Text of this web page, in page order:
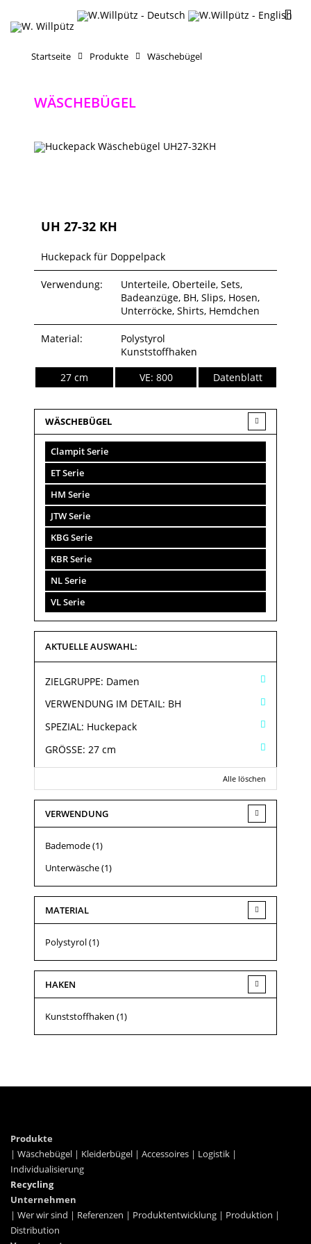
Startseite Produkte Wäschebügel
WÄSCHEBÜGEL
UH 27-32 KH
Huckepack für Doppelpack
Verwendung:
Unterteile, Oberteile, Sets,
Badeanzüge, BH, Slips, Hosen,
Unterröcke, Shirts, Hemdchen
Material:
Polystyrol
Kunststoffhaken
27 cm
VE: 800 Datenblatt
WÄSCHEBÜGEL
Clampit Serie
ET Serie
HM Serie
JTW Serie
KBG Serie
KBR Serie
NL Serie
VL Serie
AKTUELLE AUSWAHL:
ZIELGRUPPE: Damen
VERWENDUNG IM DETAIL: BH
SPEZIAL: Huckepack
GRÖSSE: 27 cm
Alle löschen
VERWENDUNG
Bademode(1)
Unterwäsche(1)
MATERIAL
Polystyrol(1)
HAKEN
Kunststoffhaken (1)
Produkte
| Wäschebügel | Kleiderbügel | Accessoires | Logistik |
Individualisierung
Recycling
Unternehmen
| Wer wir sind | Referenzen | Produktentwicklung | Produktion |
Distribution